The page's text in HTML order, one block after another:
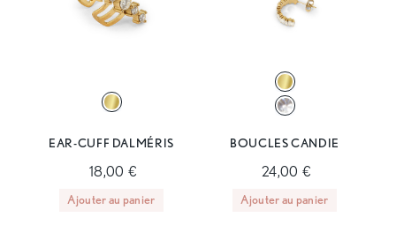
EAR-CUFF DALMÉRIS
18,00 €
Ajouter au panier
BOUCLES CANDIE
24,00 €
Ajouter au panier